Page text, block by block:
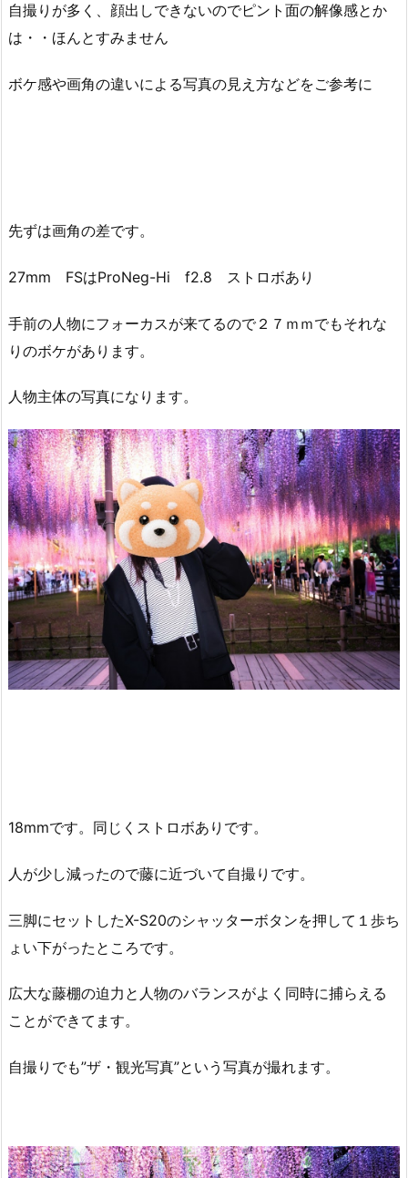
自撮りが多く、顔出しできないのでピント面の解像感とか
は・・ほんとすみません
ボケ感や画角の違いによる写真の見え方などをご参考に
先ずは画角の差です。
27mm FSはProNeg-Hi f2.8 ストロボあり
手前の人物にフォーカスが来てるので２７ｍｍでもそれな
りのボケがあります。
人物主体の写真になります。
18mmです。同じくストロボありです。
人が少し減ったので藤に近づいて自撮りです。
三脚にセットしたX-S20のシャッターボタンを押して１歩ち
ょい下がったところです。
広大な藤棚の迫力と人物のバランスがよく同時に捕らえる
ことができてます。
自撮りでも”ザ・観光写真”という写真が撮れます。